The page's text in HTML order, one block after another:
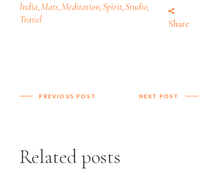
India Mats Meditation Spirit Studio
Travel Share
PREVIOUS POST NEXT POST
Related posts